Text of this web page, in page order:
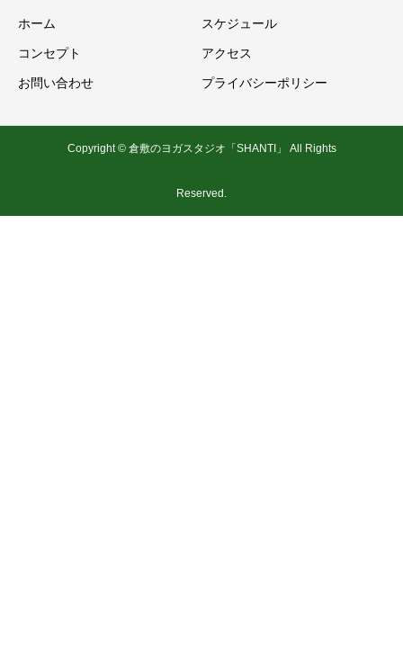
ホーム スケジュール
コンセプト アクセス
お問い合わせ プライバシーポリシー
Copyright © 倉敷のヨガスタジオ「SHANTI」 All Rights
Reserved.